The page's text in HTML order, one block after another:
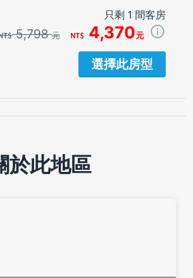
只剩 1 間客房
5,798元 4,370元
選擇此房型
於此地區